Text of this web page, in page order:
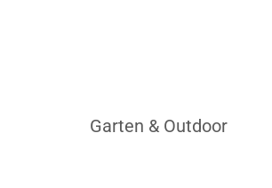
Garten & Outdoor